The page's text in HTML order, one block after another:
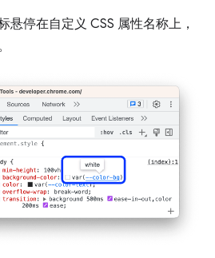
悬停在自定义 CSS 属性名称上，